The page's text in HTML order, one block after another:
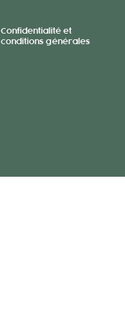
Confidentialité et
conditions générales